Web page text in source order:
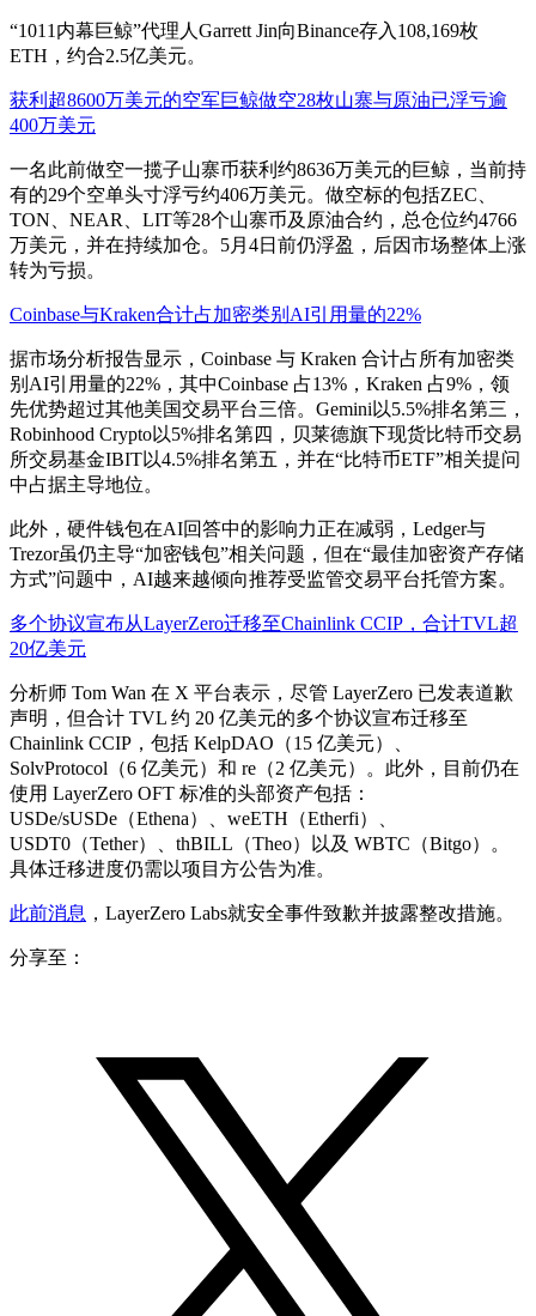
“1011内幕巨鲸”代理人Garrett Jin向Binance存入108,169枚
ETH，约合2.5亿美元。
获利超8600万美元的空军巨鲸做空28枚山寨与原油已浮亏逾
400万美元
一名此前做空一揽子山寨币获利约8636万美元的巨鲸，当前持
有的29个空单头寸浮亏约406万美元。做空标的包括ZEC、
TON、NEAR、LIT等28个山寨币及原油合约，总仓位约4766
万美元，并在持续加仓。5月4日前仍浮盈，后因市场整体上涨
转为亏损。
Coinbase与Kraken合计占加密类别AI引用量的22%
据市场分析报告显示，Coinbase 与 Kraken 合计占所有加密类
别AI引用量的22%，其中Coinbase 占13%，Kraken 占9%，领
先优势超过其他美国交易平台三倍。Gemini以5.5%排名第三，
Robinhood Crypto以5%排名第四，贝莱德旗下现货比特币交易
所交易基金IBIT以4.5%排名第五，并在“比特币ETF”相关提问
中占据主导地位。
此外，硬件钱包在AI回答中的影响力正在减弱，Ledger与
Trezor虽仍主导“加密钱包”相关问题，但在“最佳加密资产存储
方式”问题中，AI越来越倾向推荐受监管交易平台托管方案。
多个协议宣布从LayerZero迁移至Chainlink CCIP，合计TVL超
20亿美元
分析师 Tom Wan 在 X 平台表示，尽管 LayerZero 已发表道歉
声明，但合计 TVL 约 20 亿美元的多个协议宣布迁移至
Chainlink CCIP，包括 KelpDAO（15 亿美元）、
SolvProtocol（6 亿美元）和 re（2 亿美元）。此外，目前仍在
使用 LayerZero OFT 标准的头部资产包括：
USDe/sUSDe（Ethena）、weETH（Etherfi）、
USDT0（Tether）、thBILL（Theo）以及 WBTC（Bitgo）。
具体迁移进度仍需以项目方公告为准。
此前消息 ，LayerZero Labs就安全事件致歉并披露整改措施。
分享至：